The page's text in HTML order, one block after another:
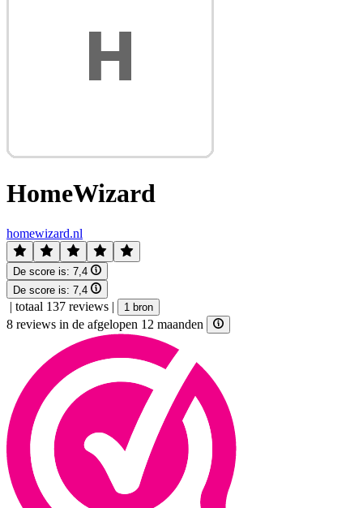
HomeWizard
homewizard.nl
De score is: 7,4
De score is: 7,4
| totaal 137 reviews | 1 bron
8 reviews in de afgelopen 12 maanden